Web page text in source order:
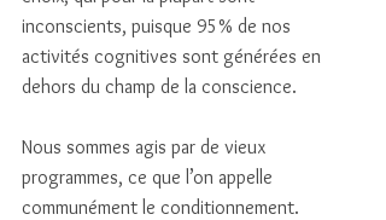
inconscients, puisque 95% de nos
activités cognitives sont générées en
dehors du champ de la conscience.
Nous sommes agis par de vieux
programmes, ce que l’on appelle
communément le conditionnement.